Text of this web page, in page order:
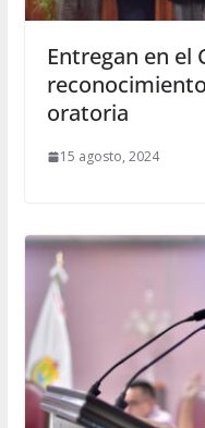
Entregan en el
oratoria
15 agosto, 2024